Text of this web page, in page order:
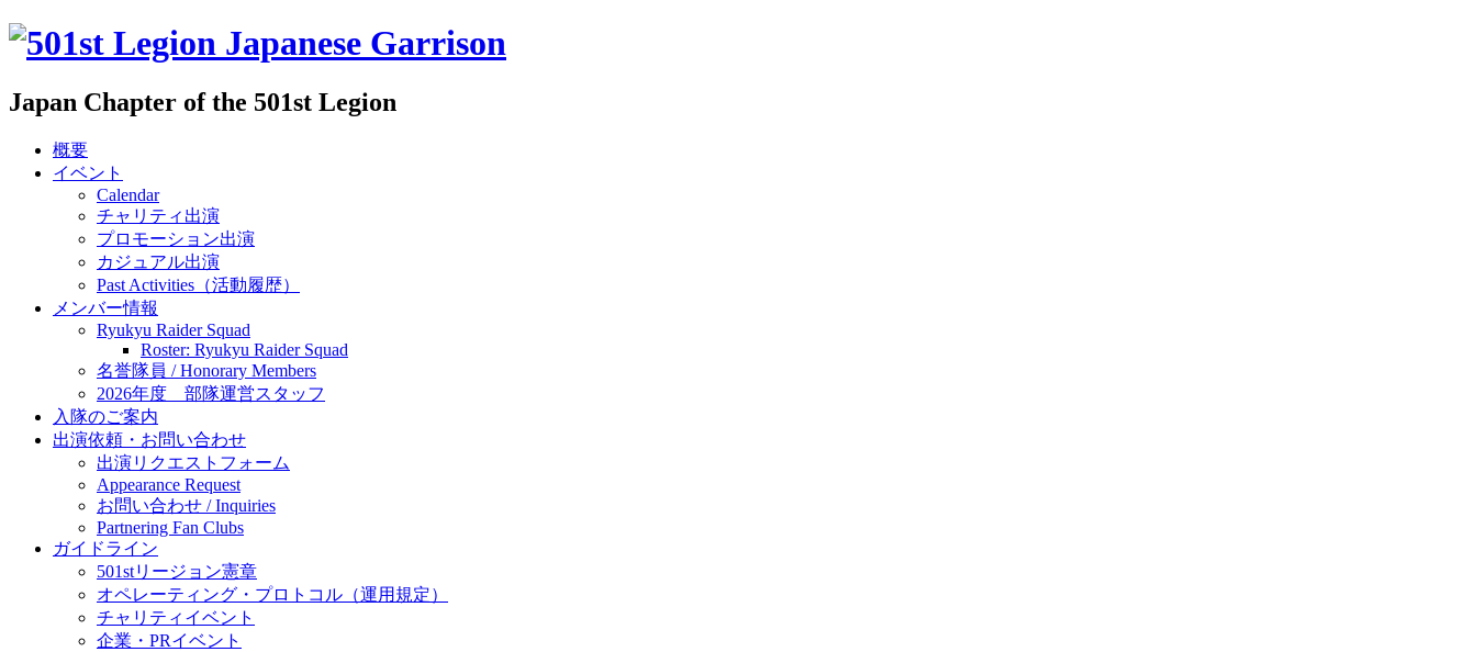
Japan Chapter of the 501st Legion
概要
イベント
Calendar
チャリティ出演
プロモーション出演
カジュアル出演
Past Activities（活動履歴）
メンバー情報
Ryukyu Raider Squad
Roster: Ryukyu Raider Squad
名誉隊員 / Honorary Members
2026年度 部隊運営スタッフ
入隊のご案内
出演依頼・お問い合わせ
出演リクエストフォーム
Appearance Request
お問い合わせ / Inquiries
Partnering Fan Clubs
ガイドライン
501stリージョン憲章
オペレーティング・プロトコル（運用規定）
チャリティイベント
企業・PRイベント